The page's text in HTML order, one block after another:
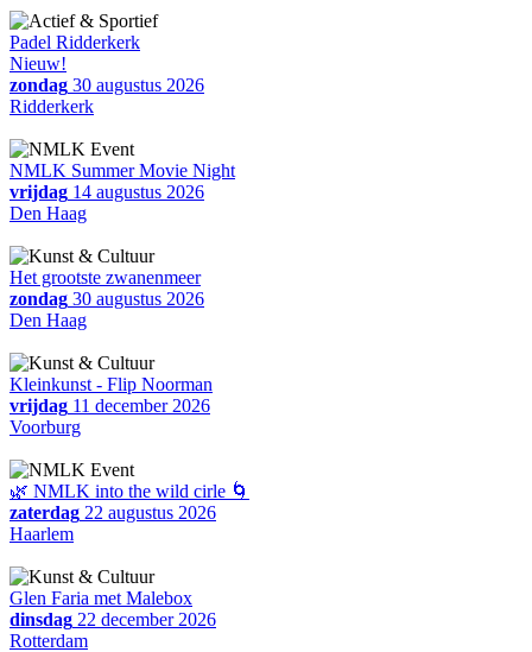
Padel Ridderkerk
Nieuw!
zondag 30 augustus 2026
Ridderkerk
NMLK Summer Movie Night
vrijdag 14 augustus 2026
Den Haag
Het grootste zwanenmeer
zondag 30 augustus 2026
Den Haag
Kleinkunst - Flip Noorman
vrijdag 11 december 2026
Voorburg
🌿 NMLK into the wild cirle 🌀
zaterdag 22 augustus 2026
Haarlem
Glen Faria met Malebox
dinsdag 22 december 2026
Rotterdam